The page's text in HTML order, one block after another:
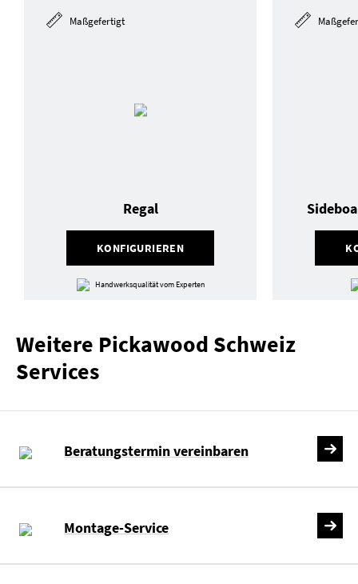
Maßgefertigt
KONFIGURIEREN
Regal
Handwerksqualität vom Experten
Weitere Pickawood Schweiz
Services
Beratungstermin vereinbaren
Montage-Service